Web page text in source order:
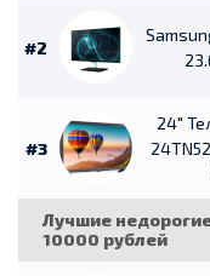
#2
#3
24"
Лучшие
10000 рублей